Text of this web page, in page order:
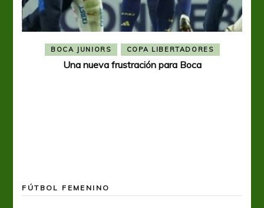
BOCA JUNIORS COPA LIBERTADORES
Una nueva frustración para Boca
FÚTBOL FEMENINO